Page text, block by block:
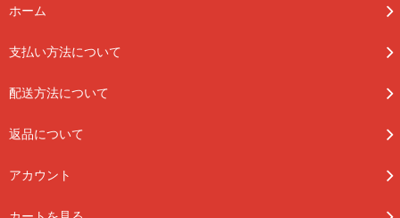
ホーム
支払い方法について
配送方法について
返品について
アカウント